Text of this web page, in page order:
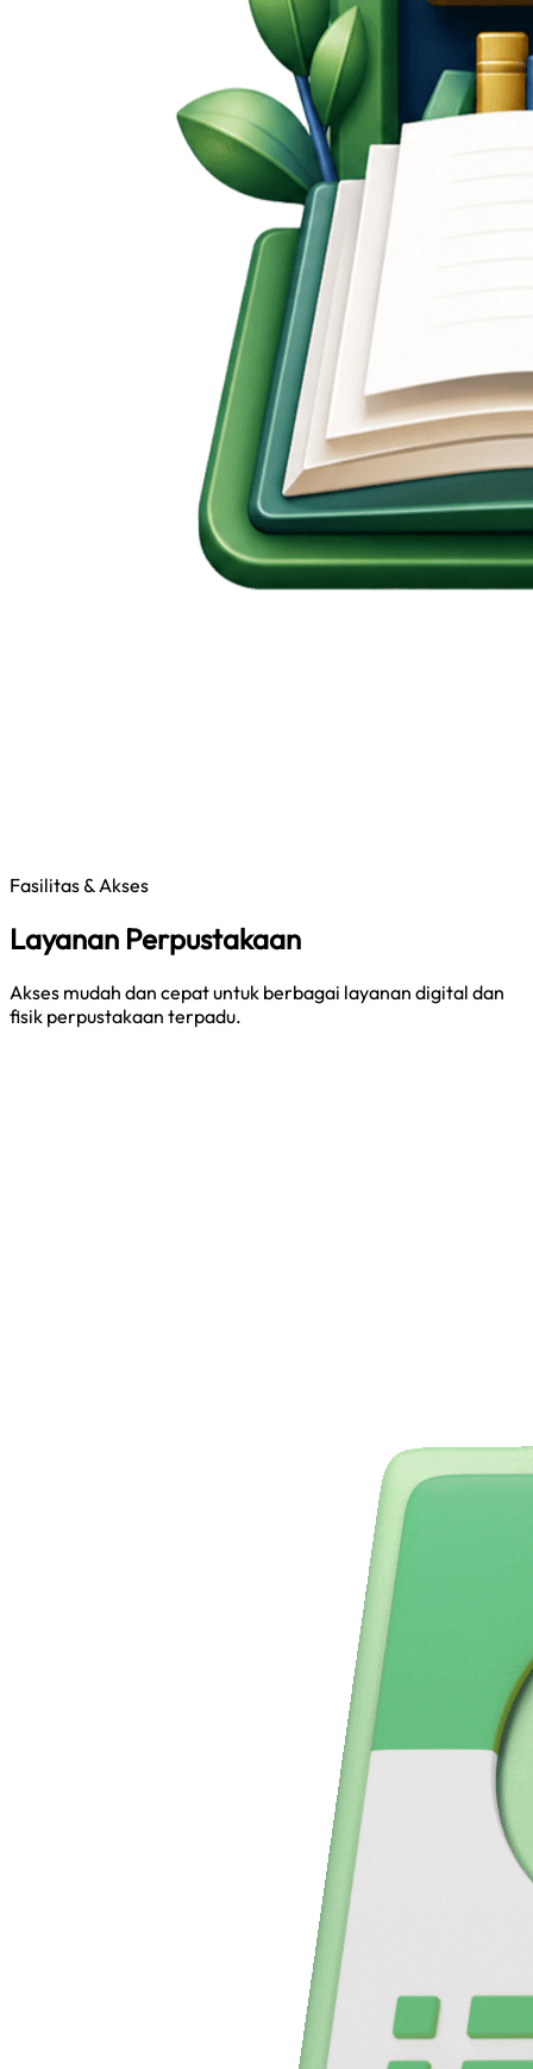
Fasilitas & Akses
Layanan Perpustakaan
Akses mudah dan cepat untuk berbagai layanan digital dan
fisik perpustakaan terpadu.